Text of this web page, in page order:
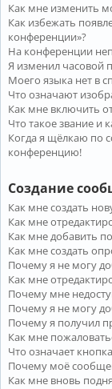
Как мне изменить
Как избежать
конференции»?
На конференции
Я изменил часовой
Моего языка нет в
Что означают
Как мне включить
Что такое звание и
Когда я щёлкаю по
конференцию!
Создание
Как мне создать
Как мне
Как мне добавить
Как мне создать
Почему я не могу
Как мне
Почему мне
Почему я не могу
Почему я получил
Как мне
Что означает
Почему моё
Как мне вновь